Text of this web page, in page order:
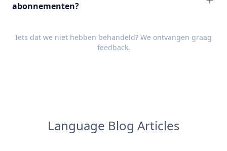
abonnementen?
Iets dat we niet hebben behandeld? We ontvangen graag
feedback.
Language Blog Articles